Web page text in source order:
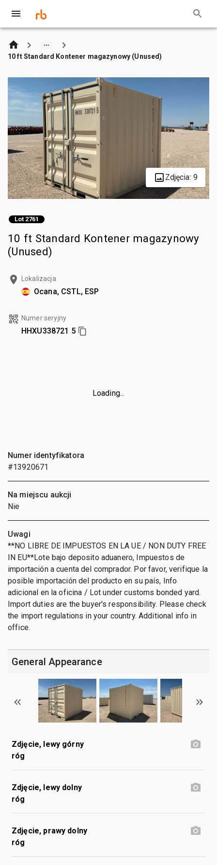
10 ft Standard Kontener magazynowy (Unused)
Zdjęcia: 9
Lot 2761
10 ft Standard Kontener magazynowy
(Unused)
Lokalizacja
Ocana, CSTL, ESP
Numer seryjny
HHXU338721 5
Loading...
Numer identyfikatora
#13920671
Na miejscu aukcji
Nie
Uwagi
**NO LIBRE DE IMPUESTOS EN LA UE / NON DUTY FREE
IN EU**Lote bajo deposito aduanero, Impuestos de
importación a cuenta del comprador. Por favor, verifique la
posible importación del producto en su país, Info
adicional en la oficina / Lot under customs bonded yard.
Import duties are the buyer's responsibility. Please check
the import regulations in your country. Additional info in
office.
General Appearance
Zdjęcie, lewy górny
róg
Zdjęcie, lewy dolny
róg
Zdjęcie, prawy dolny
róg